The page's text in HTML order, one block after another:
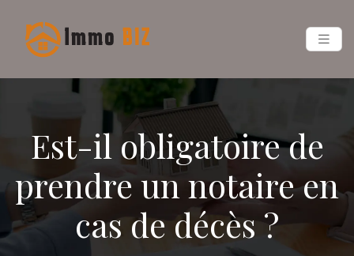
Est-il obligatoire de
prendre un notaire en
cas de décès ?